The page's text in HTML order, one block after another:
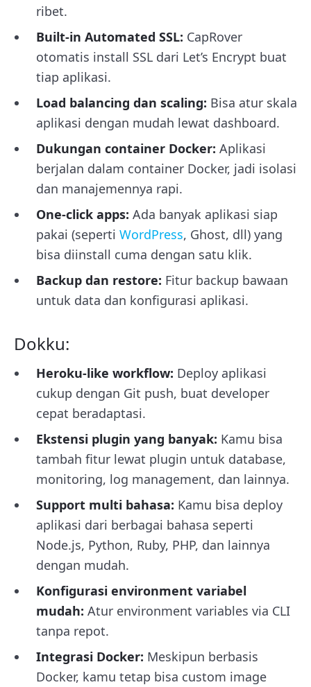
ribet.
Built-in Automated SSL: CapRover
otomatis install SSL dari Let’s Encrypt buat
tiap aplikasi.
Load balancing dan scaling: Bisa atur skala
aplikasi dengan mudah lewat dashboard.
Dukungan container Docker: Aplikasi
berjalan dalam container Docker, jadi isolasi
dan manajemennya rapi.
One-click apps: Ada banyak aplikasi siap
pakai (seperti WordPress, Ghost, dll) yang
bisa diinstall cuma dengan satu klik.
Backup dan restore: Fitur backup bawaan
untuk data dan konfigurasi aplikasi.
Dokku:
Heroku-like workflow: Deploy aplikasi
cukup dengan Git push, buat developer
cepat beradaptasi.
Ekstensi plugin yang banyak: Kamu bisa
tambah fitur lewat plugin untuk database,
monitoring, log management, dan lainnya.
Support multi bahasa: Kamu bisa deploy
aplikasi dari berbagai bahasa seperti
Node.js, Python, Ruby, PHP, dan lainnya
dengan mudah.
Konfigurasi environment variabel
mudah: Atur environment variables via CLI
tanpa repot.
Integrasi Docker: Meskipun berbasis
Docker, kamu tetap bisa custom image